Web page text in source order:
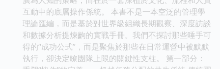
互動中的底層操作係統。 本書不是一本空泛的管理學
理論匯編，而是基於對世界級組織長期觀察、深度訪談
和數據分析提煉齣的實戰手冊。我們不探討那些唾手可
得的“成功公式”，而是聚焦於那些在日常運營中被默默
執行，卻決定瞭團隊上限的關鍵性支柱。 第一部分：